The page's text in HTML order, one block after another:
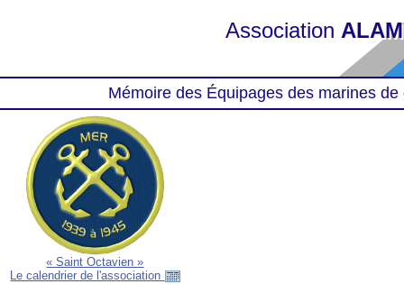
Association
Mémoire des Équipages des marines
« Saint Octavien »
Le calendrier de l'association